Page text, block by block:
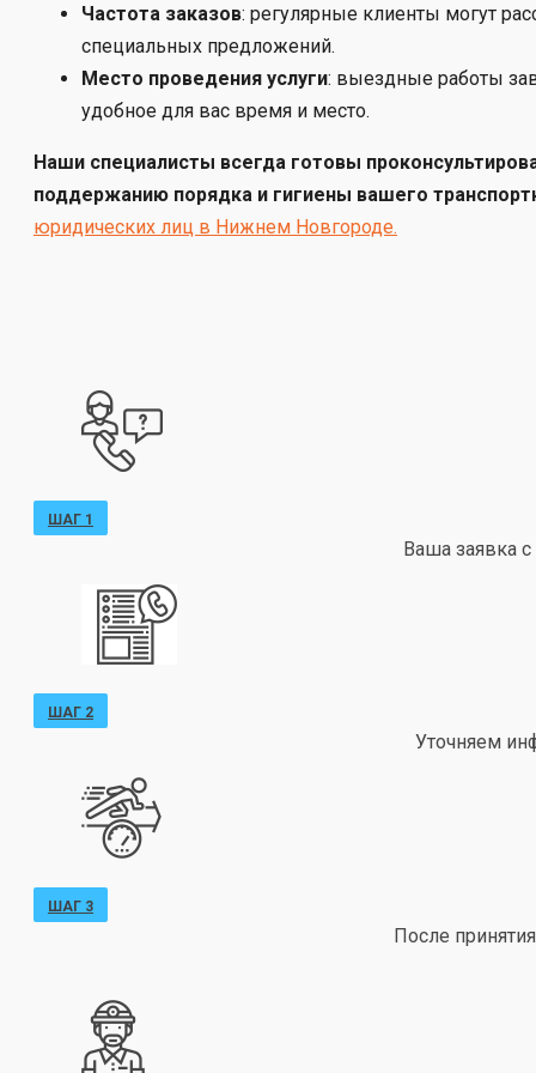
Частота заказов: регулярные клиенты могут
специальных предложений.
Место проведения услуги: выездные работы
удобное для вас время и место.
Наши специалисты всегда готовы
поддержанию порядка и гигиены вашего
юридических лиц в Нижнем Новгороде.
ШАГ 1
Ваша заявка
ШАГ 2
Уточняем
ШАГ 3
После